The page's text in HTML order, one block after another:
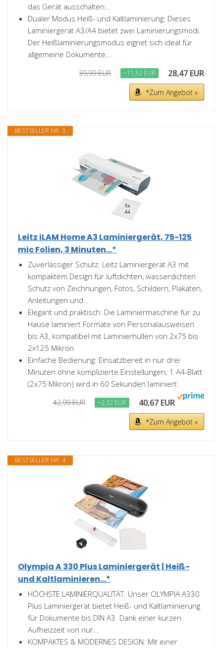
das Gerät ausschalten...
Dualer Modus Heiß- und Kaltlaminierung: Dieses
Laminiergerät A3/A4 bietet zwei Laminierungsmodi.
Der Heißlaminierungsmodus eignet sich ideal für
allgemeine Dokumente...
39,99 EUR −11,52 EUR 28,47 EUR
*Zum Angebot »
BESTSELLER NR. 3
Leitz iLAM Home A3 Laminiergerät, 75-125
mic Folien, 3 Minuten...*
Zuverlässiger Schutz: Leitz Laminiergerät A3 mit
kompaktem Design für luftdichten, wasserdichten
Schutz von Zeichnungen, Fotos, Schildern, Plakaten,
Anleitungen und...
Elegant und praktisch: Die Laminiermaschine für zu
Hause laminiert Formate von Personalausweisen
bis A3, kompatibel mit Laminierhüllen von 2x75 bis
2x125 Mikron
Einfache Bedienung: Einsatzbereit in nur drei
Minuten ohne komplizierte Einstellungen; 1 A4-Blatt
(2x75 Mikron) wird in 60 Sekunden laminiert
42,99 EUR −2,32 EUR 40,67 EUR
*Zum Angebot »
BESTSELLER NR. 4
Olympia A 330 Plus Laminiergerät | Heiß-
und Kaltlaminieren...*
HÖCHSTE LAMINIERQUALITÄT: Unser OLYMPIA A330
Plus Laminiergerät bietet Heiß- und Kaltlaminierung
für Dokumente bis DIN A3. Dank einer kurzen
Aufheizzeit von nur...
KOMPAKTES & MODERNES DESIGN: Mit einer